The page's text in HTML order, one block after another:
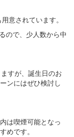
意されています。
ので、少人数から中
すが、誕生日のお
ンにはぜひ検討し
は喫煙可能となっ
めです。